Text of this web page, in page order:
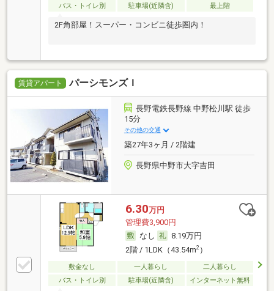
バス・トイレ別
駐車場(近隣含) 最上階
2F角部屋！スーパー・コンビニ徒歩圏内！
賃貸アパート パーシモンズＩ
長野電鉄長野線 中野松川駅 徒歩
15分
その他の交通
築27年3ヶ月 / 2階建
長野県中野市大字吉田
6.30万円
管理費3,900円
なし
8.19万円
2階 / 1LDK（43.54m2）
敷金なし 一人暮らし
二人暮らし
バス・トイレ別
駐車場(近隣含) インターネット無料